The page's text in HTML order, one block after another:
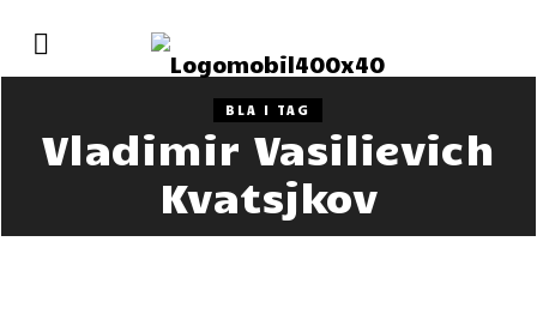
BLA I TAG
Vladimir Vasilievich
Kvatsjkov